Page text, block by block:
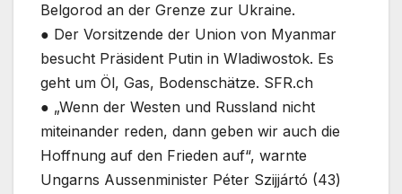
Belgorod an der Grenze zur Ukraine.
● Der Vorsitzende der Union von Myanmar
besucht Präsident Putin in Wladiwostok. Es
geht um Öl, Gas, Bodenschätze. SFR.ch
● „Wenn der Westen und Russland nicht
miteinander reden, dann geben wir auch die
Hoffnung auf den Frieden auf“, warnte
Ungarns Aussenminister Péter Szijjártó (43)